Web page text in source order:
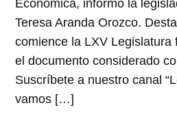
Económica, informó la
Teresa Aranda Orozco.
comience la LXV Legislatura
el documento considerado
Suscríbete a nuestro canal
vamos […]